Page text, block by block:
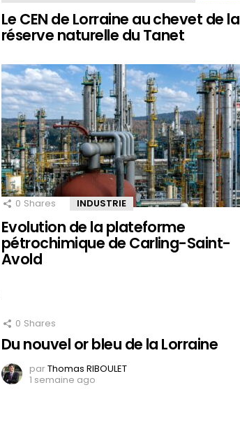
Le CEN de Lorraine au chevet de la
réserve naturelle du Tanet
0 Shares INDUSTRIE
Evolution de la plateforme
pétrochimique de Carling-Saint-
Avold
0 Shares
Du nouvel or bleu de la Lorraine
parThomas RIBOULET
1 semaine ago